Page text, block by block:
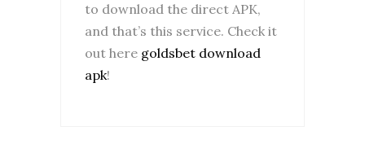
to download the direct APK,
and that’s this service. Check it
out here goldsbet download
apk!